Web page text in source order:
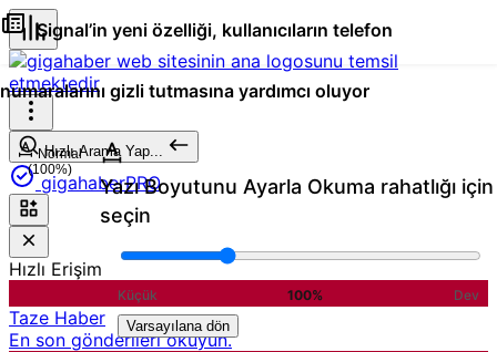
Hızlı Arama Yap...
gigahaberPRO
Hızlı Erişim
Taze Haber
En son gönderileri okuyun.
Signal’in yeni özelliği, kullanıcıların telefon
numaralarını gizli tutmasına yardımcı oluyor
Normal
(100%)
Yazı Boyutunu Ayarla Okuma rahatlığı için
seçin
Küçük 100%
Dev
Varsayılana dön